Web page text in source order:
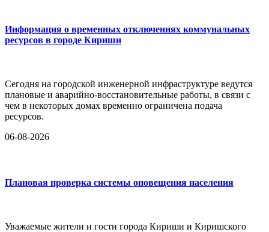
Информация о временных отключениях коммунальных
ресурсов в городе Кириши
Сегодня на городской инженерной инфраструктуре ведутся
плановые и аварийно-восстановительные работы, в связи с
чем в некоторых домах временно ограничена подача
ресурсов.
06-08-2026
Плановая проверка системы оповещения населения
Уважаемые жители и гости города Кириши и Киришского